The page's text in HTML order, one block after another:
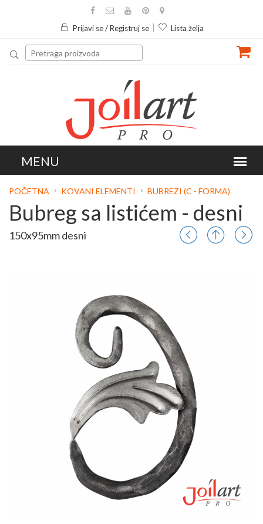
Prijavi se / Registruj se Lista želja
POČETNA KOVANI ELEMENTI BUBREZI (C - FORMA)
Bubreg sa listićem - desni
150x95mm desni